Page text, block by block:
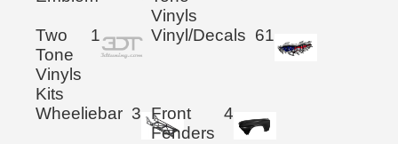
Vinyls
Two
Tone
Vinyls
Kits
1 Vinyl/Decals 61
Wheeliebar 3
Front
Fenders
4